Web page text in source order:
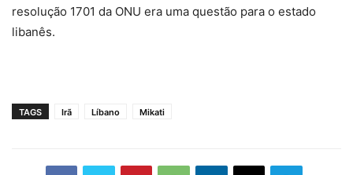
resolução 1701 da ONU era uma questão para o estado
libanês.
TAGS Irã Líbano Mikati